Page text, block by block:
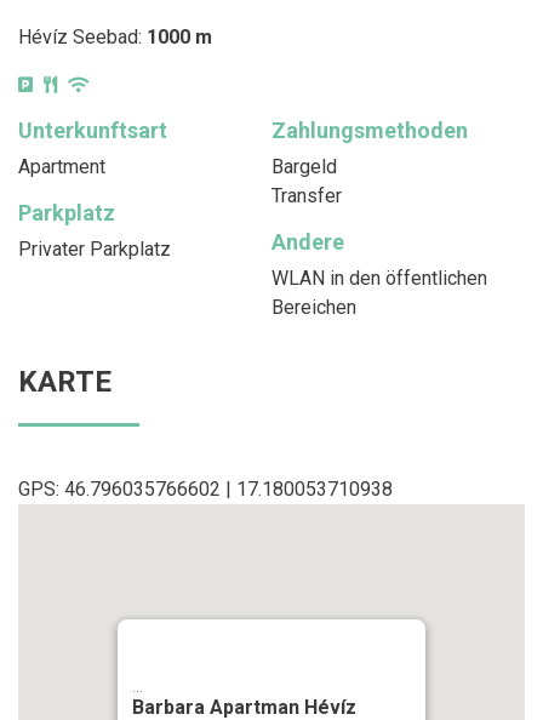
Hévíz Seebad: 1000 m
Unterkunftsart
Apartment
Zahlungsmethoden
Bargeld
Transfer
Parkplatz
Privater Parkplatz Andere
WLAN in den öffentlichen
Bereichen
KARTE
GPS: 46.796035766602 | 17.180053710938
Barbara Apartman Hévíz